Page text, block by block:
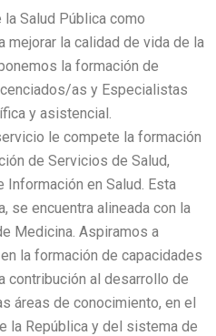
Salud Pública como
mejorar la calidad de vida de la
la formación de
as y Especialistas
y asistencial.
le compete la formación
de Servicios de Salud,
en Salud. Esta
se encuentra alineada con la
Medicina. Aspiramos a
la formación de capacidades
contribución al desarrollo de
áreas de conocimiento, en el
la República y del sistema de